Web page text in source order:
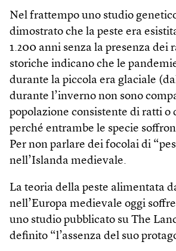
Nel frattempo uno studio
dimostrato che la peste era
1.200 anni senza la presenza dei
storiche indicano che le
durante la piccola era glaciale
durante l’inverno non sono
popolazione consistente di ratti o
perché entrambe le specie
Per non parlare dei focolai di
nell’Islanda medievale.
La teoria della peste alimentata
nell’Europa medievale oggi
uno studio pubblicato su The
definito “l’assenza del suo